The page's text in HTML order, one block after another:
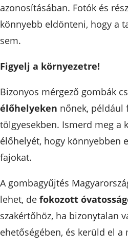
azonosításában. Fotók és
könnyebb eldönteni, hogy a
sem.
Figyelj a környezetre!
Bizonyos mérgező gombák
élőhelyeken nőnek, például
tölgyesekben. Ismerd meg a
élőhelyét, hogy könnyebben
fajokat.
A gombagyűjtés
lehet, de fokozott
szakértőhöz, ha bizonytalan
ehetőségében, és kerüld el a